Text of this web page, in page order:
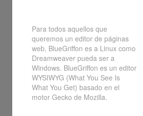
Para todos aquellos que
queremos un editor de páginas
web, BlueGriffon es a Linux como
Dreamweaver pueda ser a
Windows. BlueGriffon es un editor
WYSIWYG (What You See Is
What You Get) basado en el
motor Gecko de Mozilla.